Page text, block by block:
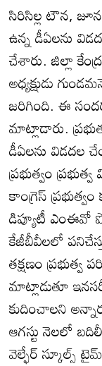
సిరిసిల్ల టౌన,
ఉన్న డీఏలను
చేశారు. జిల్లా
అధ్యక్షుడు
జరిగింది. ఈ
మాట్లాడారు.
డీఏలను విడదల
ప్రభుత్వం
కాంగ్రెస్‌
డిప్యూటీ ఎంఈవో
కేజీబీవీలలో
తక్షణం
మాట్లాడుతూ
కుదించాలని
ఆగస్టు నెలలో
వెల్ఫేర్‌ స్కూల్స్‌